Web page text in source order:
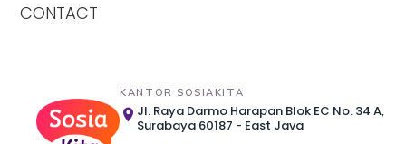
CONTACT
KANTOR SOSIAKITA
Jl. Raya Darmo Harapan Blok EC No. 34 A,
Surabaya 60187 - East Java